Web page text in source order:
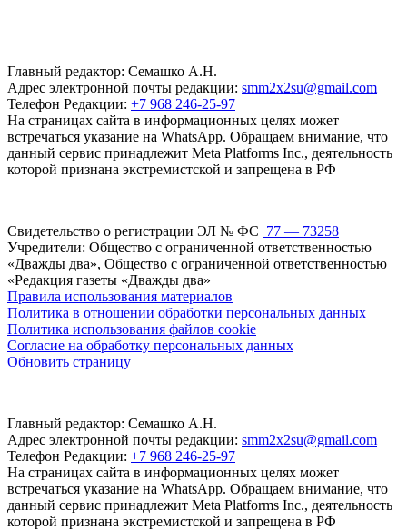
Главный редактор: Семашко А.Н.
Адрес электронной почты редакции: smm2x2su@gmail.com
Телефон Редакции: +7 968 246-25-97
На страницах сайта в информационных целях может
встречаться указание на WhatsApp. Обращаем внимание, что
данный сервис принадлежит Meta Platforms Inc., деятельность
которой признана экстремистской и запрещена в РФ
Свидетельство о регистрации ЭЛ № ФС 77 — 73258
Учредители: Общество с ограниченной ответственностью
«Дважды два», Общество с ограниченной ответственностью
«Редакция газеты «Дважды два»
Правила использования материалов
Политика в отношении обработки персональных данных
Политика использования файлов cookie
Согласие на обработку персональных данных
Обновить страницу
Главный редактор: Семашко А.Н.
Адрес электронной почты редакции: smm2x2su@gmail.com
Телефон Редакции: +7 968 246-25-97
На страницах сайта в информационных целях может
встречаться указание на WhatsApp. Обращаем внимание, что
данный сервис принадлежит Meta Platforms Inc., деятельность
которой признана экстремистской и запрещена в РФ